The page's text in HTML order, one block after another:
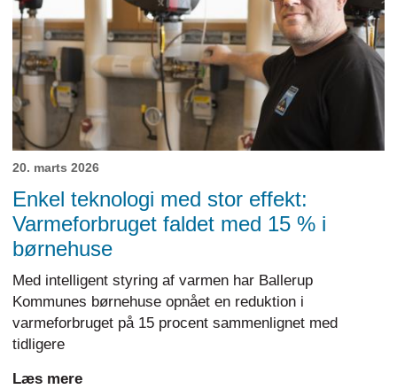
20. marts 2026
Enkel teknologi med stor effekt:
Varmeforbruget faldet med 15 % i
børnehuse
Med intelligent styring af varmen har Ballerup
Kommunes børnehuse opnået en reduktion i
varmeforbruget på 15 procent sammenlignet med
tidligere
Læs mere